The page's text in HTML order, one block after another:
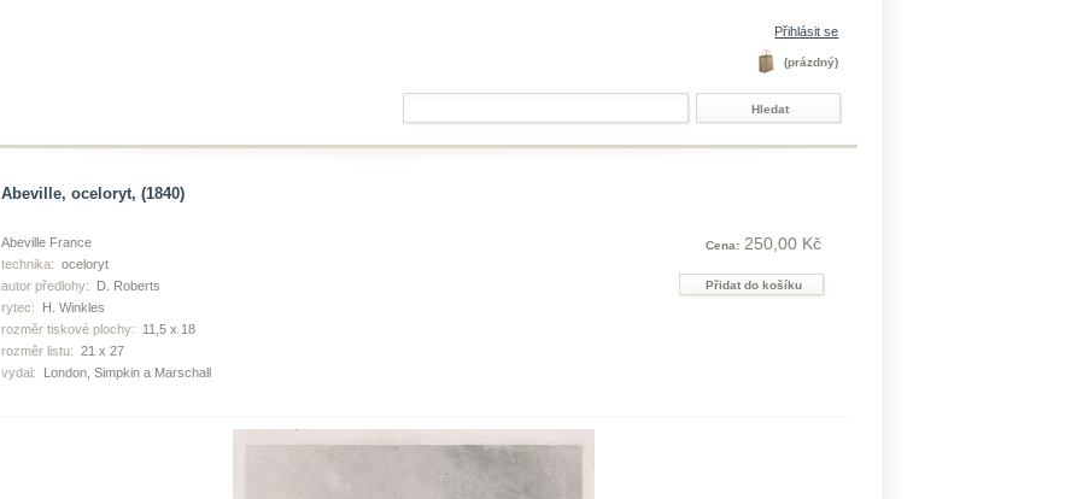
Přihlásit se
(prázdný)
Abeville, oceloryt, (1840)
Abeville France
technika: oceloryt
autor předlohy:
D. Roberts
rytec:
H. Winkles
rozměr tiskové plochy:
11,5 x 18
rozměr listu: 21 x 27
vydal:
London, Simpkin a Marschall
Cena: 250,00 Kč